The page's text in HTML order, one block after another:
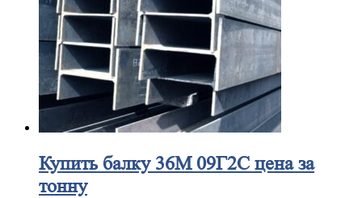
Купитьбалку 36М 09Г2С цена за
тонну